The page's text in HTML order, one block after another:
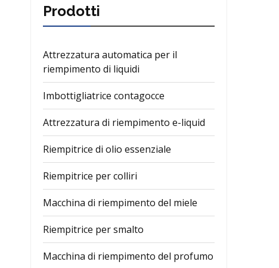
Prodotti
Attrezzatura automatica per il
riempimento di liquidi
Imbottigliatrice contagocce
Attrezzatura di riempimento e-liquid
Riempitrice di olio essenziale
Riempitrice per colliri
Macchina di riempimento del miele
Riempitrice per smalto
Macchina di riempimento del profumo